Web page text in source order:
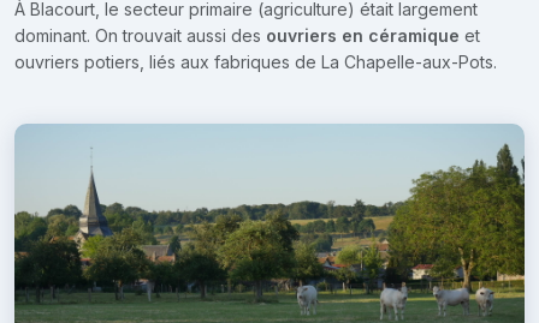
À Blacourt, le secteur primaire (agriculture) était largement
dominant. On trouvait aussi des ouvriers en céramique et
ouvriers potiers, liés aux fabriques de La Chapelle-aux-Pots.